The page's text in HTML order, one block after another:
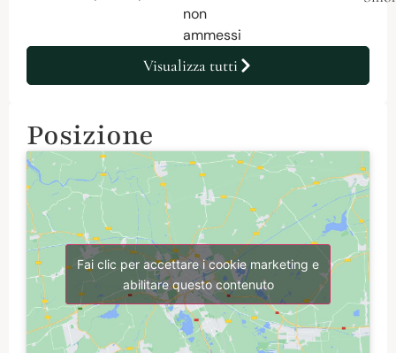
non
ammessi
Visualizza tutti
Posizione
Fai clic per accettare i cookie marketing e
abilitare questo contenuto